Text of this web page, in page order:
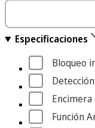
Especificaciones
Bloqueo
Función